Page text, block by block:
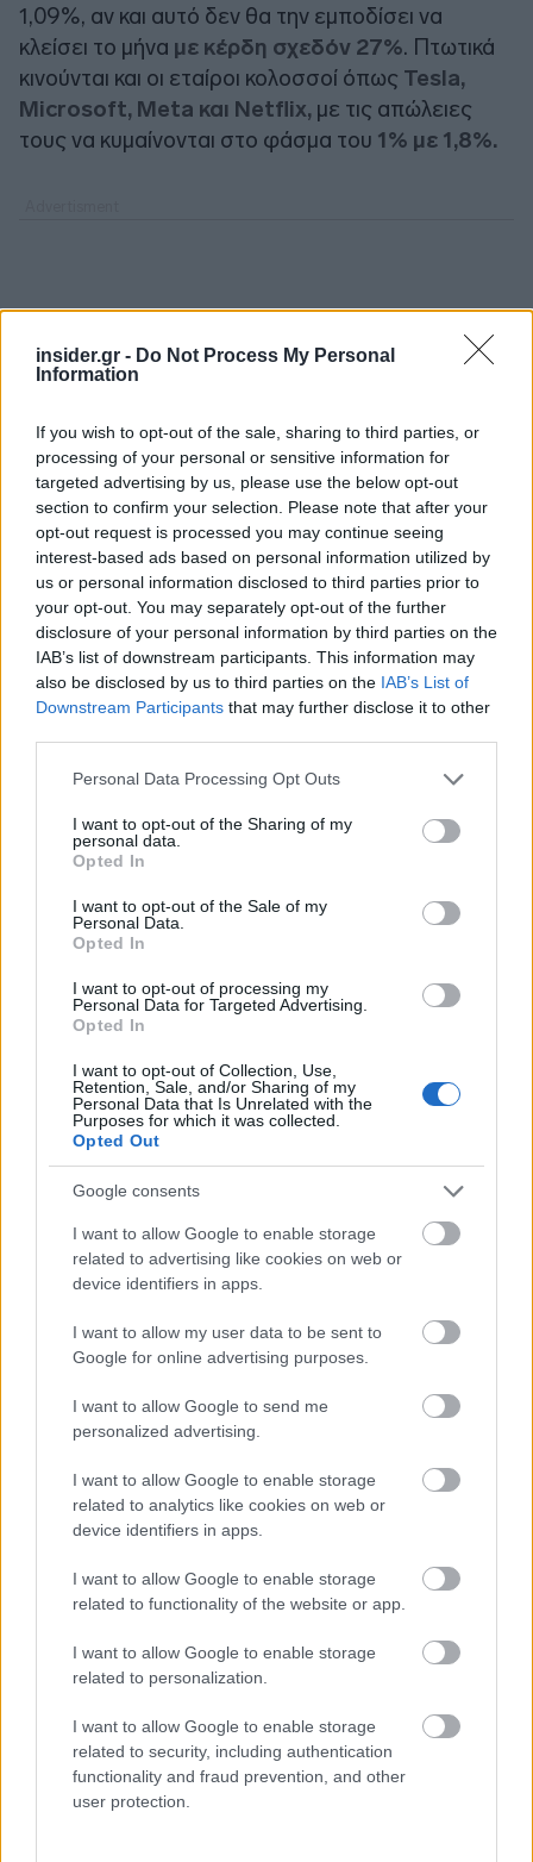
insider.gr - Do Not Process My Personal
Information
If you wish to opt-out of the sale, sharing to third parties, or
processing of your personal or sensitive information for
targeted advertising by us, please use the below opt-out
section to confirm your selection. Please note that after your
opt-out request is processed you may continue seeing
interest-based ads based on personal information utilized by
us or personal information disclosed to third parties prior to
your opt-out. You may separately opt-out of the further
disclosure of your personal information by third parties on the
IAB’s list of downstream participants. This information may
also be disclosed by us to third parties on the IAB’s List of
Downstream Participants that may further disclose it to other
Please note that this website/app uses one or more Google
not limited to your visit or usage behaviour. You may click to
grant or deny consent to Google and its third-party tags to
use your data for below specified purposes in below Google
consent section.
Personal Data Processing Opt Outs
I want to opt-out of the Sharing of my
personal data.
Opted In
I want to opt-out of the Sale of my
Personal Data.
Opted In
I want to opt-out of processing my
Personal Data for Targeted Advertising.
Opted In
I want to opt-out of Collection, Use,
Retention, Sale, and/or Sharing of my
Personal Data that Is Unrelated with the
Purposes for which it was collected.
Opted Out
Google consents
I want to allow Google to enable storage
related to advertising like cookies on web or
device identifiers in apps.
I want to allow my user data to be sent to
Google for online advertising purposes.
I want to allow Google to send me
personalized advertising.
I want to allow Google to enable storage
related to analytics like cookies on web or
device identifiers in apps.
I want to allow Google to enable storage
related to functionality of the website or app.
I want to allow Google to enable storage
related to personalization.
I want to allow Google to enable storage
related to security, including authentication
functionality and fraud prevention, and other
user protection.
1,09%, αν και αυτό δεν θα την εμποδίσει να
κλείσει το μήνα με κέρδη σχεδόν 27%. Πτωτικά
κινούνται και οι εταίροι κολοσσοί όπως Tesla,
Microsoft, Meta και Netflix, με τις απώλειες
τους να κυμαίνονται στο φάσμα του 1% με 1,8%.
Γενικότερα, ο Μάιος ήταν ένας νικηφόρος μήνας
για την αμερικανική αγορά, με καθέναν από τους
κύριους δείκτες να καταγράφει κέρδη τους 6
Ο Dow σημειώνει άνοδο 0,8% αυτόν τον μήνα,
ενώ ο S&P 500 βρίσκεται περίπου 4% ψηλότερα.
Ο τεχνολογικά βαρύς Nasdaq Composite έχει
θα σηματοδοτήσει την καλύτερη μηνιαία απόδοσή
του από τον Νοέμβριο.
Ένα μέρος των κερδών του Μαΐου αποδίδεται
σίγουρα στην Nvidia, η οποία δημοσίευσε τα
εντυπωσιακά αποτελέσματά της την
προηγούμενη εβδομάδα. Οι μετοχές της
εταιρείας τεχνητής νοημοσύνης είναι έτοιμες να
κλείσουν τον μήνα με άνοδο σχεδόν 28%.